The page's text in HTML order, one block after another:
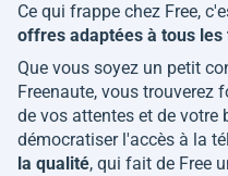
Ce qui frappe chez Free,
offres adaptées à tous
Que vous soyez un petit
Freenaute, vous
de vos attentes et de votre
démocratiser l'accès à la
la qualité, qui fait de Free